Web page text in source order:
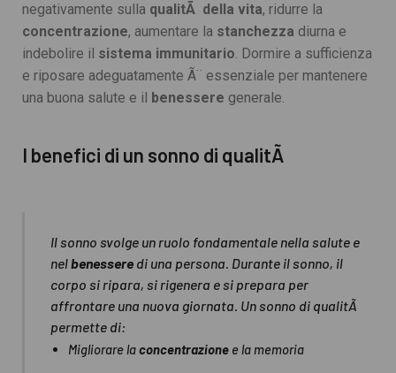
negativamente sulla qualitÃ della vita, ridurre la
concentrazione, aumentare la stanchezza diurna e
indebolire il sistema immunitario. Dormire a sufficienza
e riposare adeguatamente Ã¨ essenziale per mantenere
una buona salute e il
benessere generale.
I benefici di un sonno di qualitÃ
Il sonno svolge un ruolo fondamentale nella salute e
nel benesseredi una persona. Durante il sonno, il
corpo si ripara, si rigenera e si prepara per
affrontare una nuova giornata. Un sonno di qualitÃ
permette di:
Migliorare laconcentrazionee la memoria